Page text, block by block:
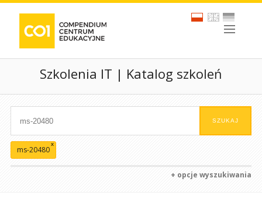
Szkolenia IT | Katalog szkoleń
ms-20480
x
+ opcje wyszukiwania